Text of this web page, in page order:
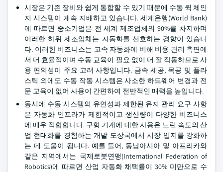
시장은 기존 장비와 쉽게 통합할 수 있기 때문에 수동 퀵 체인
지 시스템이 계속 지배하고 있습니다. 세계은행(World Bank)
에 따르면 중소기업은 전 세계 제조업체의 90%를 차지하며
이러한 하위 제조업체는 자동화를 선호하는 경향이 있습니
다. 이러한 비즈니스는 고속 자동화에 비해 비용 관리 측면에
서 더 효율적이며 수동 교육이 필요 없이 더 잘 작동하므로 사
용 편의성이 주요 고려 사항입니다. 금속 세공, 목공 및 플라
스틱 외에도 수동 작동 시스템은 사소한 하드웨어 변경과 전
문 교육이 없어 사용이 간편하여 전반적인 매력을 높입니다.
동시에 수동 시스템의 유연성과 제한된 유지 관리 요구 사항
은 자동화 인프라가 제한적이고 생산량이 다양한 비즈니스
에 매우 적합합니다. 구형 기계에 대한 사용은 느린 속도의 산
업 현대화를 경험하는 개발 도상국에서 시장 입지를 강화하
는 데 도움이 됩니다. 예를 들어, 동남아시아 및 아프리카와
같은 지역에서는 국제로봇연맹(International Federation of
Robotics)에 따르면 산업 자동화 채택률이 30% 미만으로 수